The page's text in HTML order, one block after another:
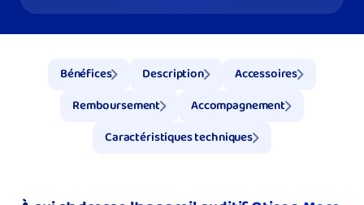
Bénéfices Description
Accessoires
Remboursement
Accompagnement
Caractéristiques techniques